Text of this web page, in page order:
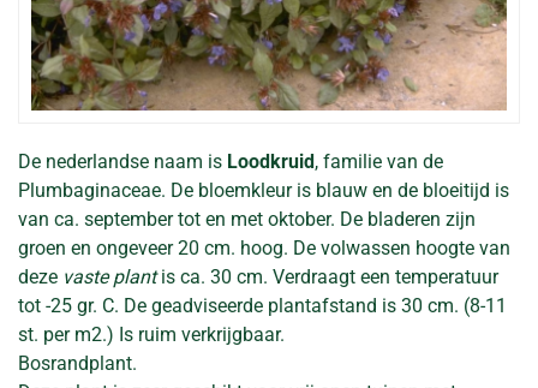
De nederlandse naam is Loodkruid, familie van de
Plumbaginaceae. De bloemkleur is blauw en de bloeitijd is
van ca. september tot en met oktober. De bladeren zijn
groen en ongeveer 20 cm. hoog. De volwassen hoogte van
deze vaste plantis ca. 30 cm. Verdraagt een temperatuur
tot -25 gr. C. De geadviseerde plantafstand is 30 cm. (8-11
st. per m2.) Is ruim verkrijgbaar.
Bosrandplant.